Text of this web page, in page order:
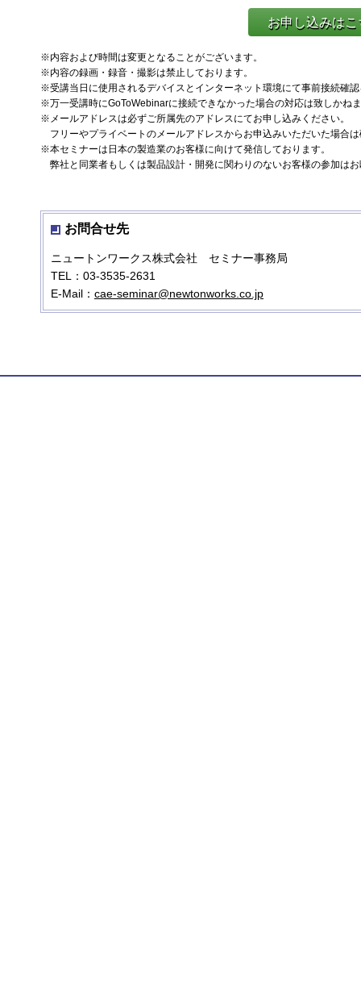
お申し込みはこ
※内容および時間は変更となることがございます。
※内容の録画・録音・撮影は禁止しております。
※受講当日に使用されるデバイスとインターネット環境にて事前接続確
※万一受講時にGoToWebinarに接続できなかった場合の対応は致しかね
※メールアドレスは必ずご所属先のアドレスにてお申し込みください。
フリーやプライベートのメールアドレスからお申込みいただいた場合
※本セミナーは日本の製造業のお客様に向けて発信しております。
弊社と同業者もしくは製品設計・開発に関わりのないお客様の参加は
お問合せ先
ニュートンワークス株式会社 セミナー事務局
TEL：03-3535-2631
E-Mail： cae-seminar@newtonworks.co.jp